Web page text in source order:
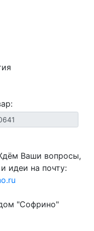
Ваши вопросы,
идеи на почту:
"Софрино"